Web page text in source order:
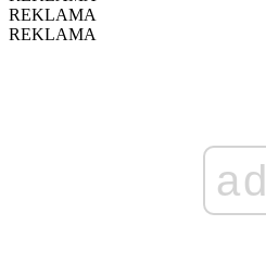
REKLAMA
REKLAMA
ad